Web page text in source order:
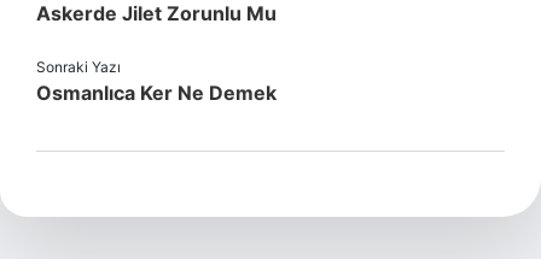
Askerde Jilet Zorunlu Mu
Sonraki Yazı
Osmanlıca Ker Ne Demek